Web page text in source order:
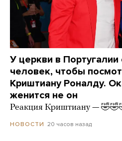
У церкви в
человек, чтобы
Криштиану Роналду.
женится не он
Реакция Криштиану —
НОВОСТИ 20 часов назад